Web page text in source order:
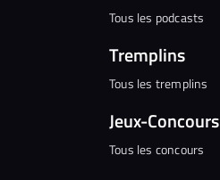
Tous les podcasts
Tremplins
Tous les tremplins
Jeux-Concours
Tous les concours